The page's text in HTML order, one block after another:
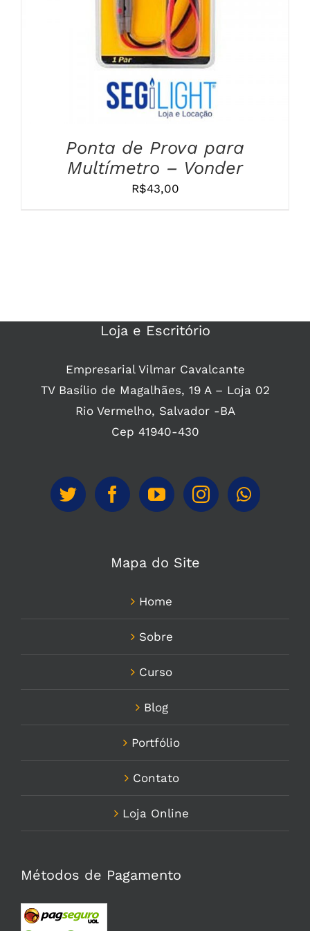
Ponta de Prova para
Multímetro – Vonder
R$43,00
Loja e Escritório
Empresarial Vilmar Cavalcante
TV Basílio de Magalhães, 19 A – Loja 02
Rio Vermelho, Salvador -BA
Cep 41940-430
Mapa do Site
Home
Sobre
Curso
Blog
Portfólio
Contato
Loja Online
Métodos de Pagamento